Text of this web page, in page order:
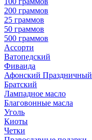
200 граммов
25 граммов
50 граммов
500 граммов
Ассорти
Ватопедский
Фиваида
Афонский Праздничный
Братский
Лампадное масло
Благовонные масла
Уголь
Киоты
Четки